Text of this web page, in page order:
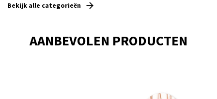
Bekijk alle categorieën
AANBEVOLEN PRODUCTEN